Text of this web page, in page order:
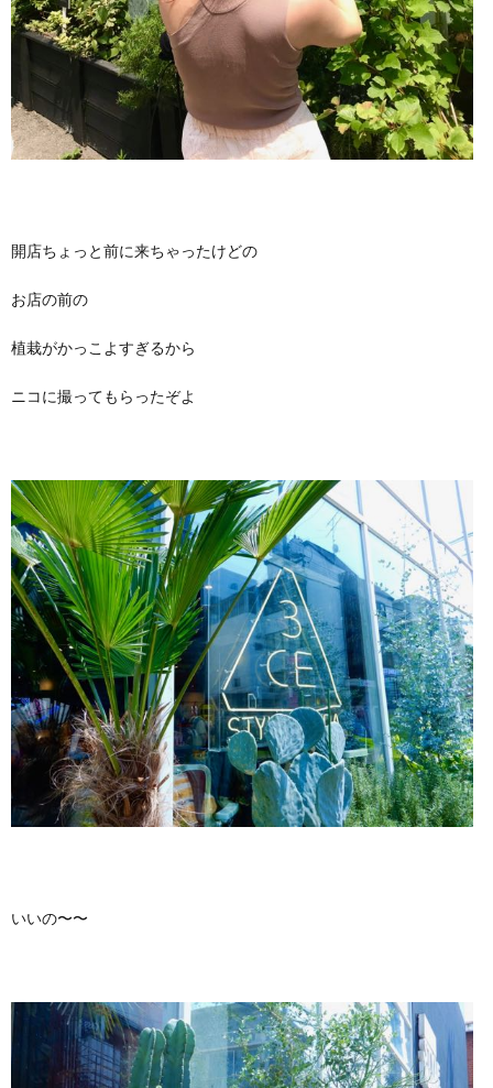
開店ちょっと前に来ちゃったけどの
お店の前の
植栽がかっこよすぎるから
ニコに撮ってもらったぞよ
いいの〜〜